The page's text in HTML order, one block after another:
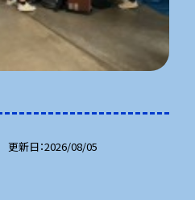
更新日 2026/08/05